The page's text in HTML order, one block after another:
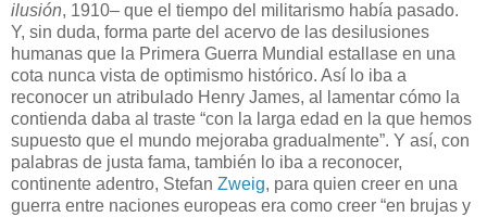
ilusión, 1910– que el tiempo del militarismo había pasado.
Y, sin duda, forma parte del acervo de las desilusiones
humanas que la Primera Guerra Mundial estallase en una
cota nunca vista de optimismo histórico. Así lo iba a
reconocer un atribulado Henry James, al lamentar cómo la
contienda daba al traste “con la larga edad en la que hemos
supuesto que el mundo mejoraba gradualmente”. Y así, con
palabras de justa fama, también lo iba a reconocer,
continente adentro, Stefan Zweig, para quien creer en una
guerra entre naciones europeas era como creer “en brujas y